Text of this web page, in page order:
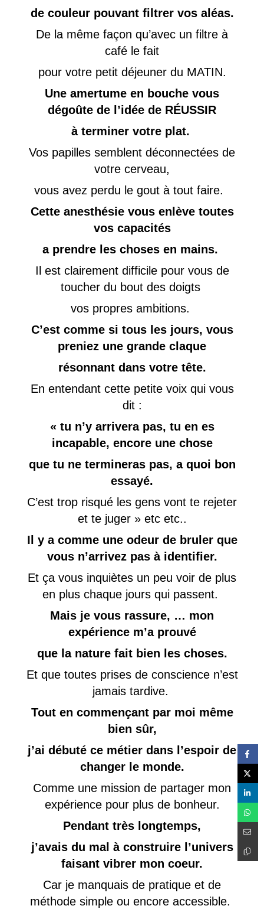
de couleur pouvant filtrer vos aléas.
De la même façon qu’avec un filtre à
café le fait
pour votre petit déjeuner du MATIN.
Une amertume en bouche vous
dégoûte de l’idée de RÉUSSIR
à terminer votre plat.
Vos papilles semblent déconnectées de
votre cerveau,
vous avez perdu le gout à tout faire.
Cette anesthésie vous enlève toutes
vos capacités
a prendre les choses en mains.
Il est clairement difficile pour vous de
toucher du bout des doigts
vos propres ambitions.
C’est comme si tous les jours, vous
preniez une grande claque
résonnant dans votre tête.
En entendant cette petite voix qui vous
dit :
« tu n’y arrivera pas, tu en es
incapable, encore une chose
que tu ne termineras pas, a quoi bon
essayé.
C’est trop risqué les gens vont te rejeter
et te juger » etc etc..
Il y a comme une odeur de bruler que
vous n’arrivez pas à identifier.
Et ça vous inquiètes un peu voir de plus
en plus chaque jours qui passent.
Mais je vous rassure, … mon
expérience m’a prouvé
que la nature fait bien les choses.
Et que toutes prises de conscience n’est
jamais tardive.
Tout en commençant par moi même
bien sûr,
j’ai débuté ce métier dans l’espoir de
changer le monde.
Comme une mission de partager mon
expérience pour plus de bonheur.
Pendant très longtemps,
j’avais du mal à construire l’univers
faisant vibrer mon coeur.
Car je manquais de pratique et de
méthode simple ou encore accessible.